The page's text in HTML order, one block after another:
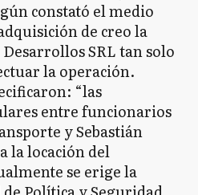
constató el medio
de creo la
SRL tan solo
la operación.
“las
entre funcionarios
y Sebastián
la locación del
se erige la